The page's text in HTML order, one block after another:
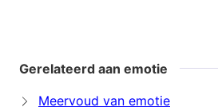
Gerelateerd aan emotie
Meervoud van emotie